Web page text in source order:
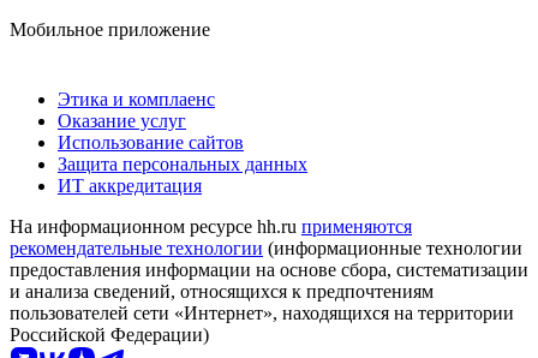
Мобильное приложение
Этика и комплаенс
Оказание услуг
Использование сайтов
Защита персональных данных
ИТ аккредитация
На информационном ресурсе hh.ru применяются
рекомендательные технологии (информационные технологии
предоставления информации на основе сбора, систематизации
и анализа сведений, относящихся к предпочтениям
пользователей сети «Интернет», находящихся на территории
Российской Федерации)